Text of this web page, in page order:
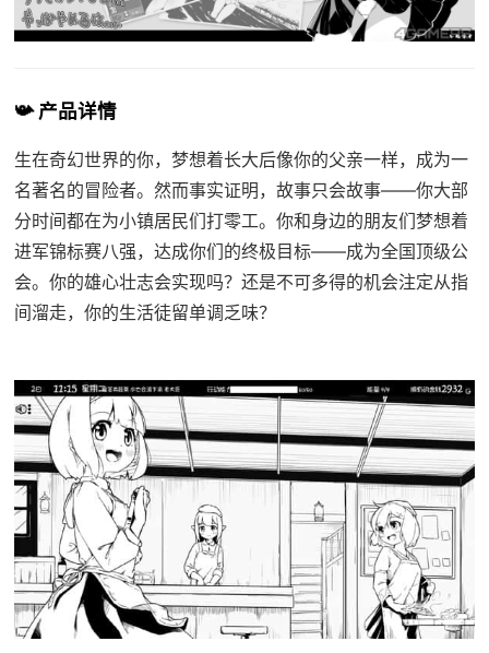
📯 产品详情
生在奇幻世界的你，梦想着长大后像你的父亲一样，成为一
名著名的冒险者。然而事实证明，故事只会故事——你大部
分时间都在为小镇居民们打零工。你和身边的朋友们梦想着
进军锦标赛八强，达成你们的终极目标——成为全国顶级公
会。你的雄心壮志会实现吗？还是不可多得的机会注定从指
间溜走，你的生活徒留单调乏味？